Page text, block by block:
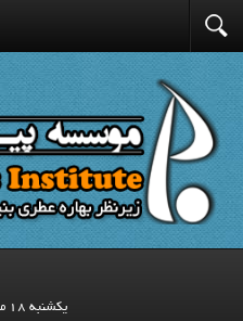
يكشنبه 18 مرداد 1405